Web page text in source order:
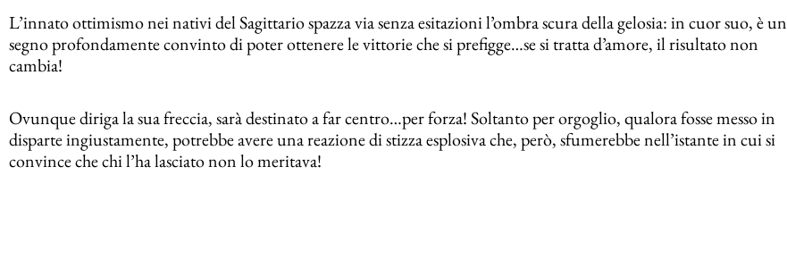
L’innato ottimismo nei nativi del Sagittario spazza via senza esitazioni l’ombra scura della gelosia: in cuor suo, è un
segno profondamente convinto di poter ottenere le vittorie che si prefigge…se si tratta d’amore, il risultato non
cambia!
Ovunque diriga la sua freccia, sarà destinato a far centro…per forza! Soltanto per orgoglio, qualora fosse messo in
disparte ingiustamente, potrebbe avere una reazione di stizza esplosiva che, però, sfumerebbe nell’istante in cui si
convince che chi l’ha lasciato non lo meritava!